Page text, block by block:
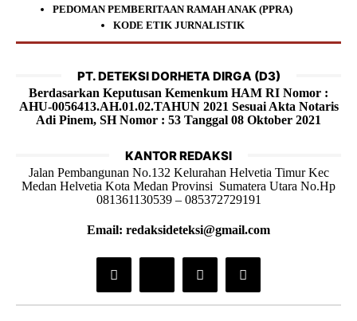
PEDOMAN PEMBERITAAN RAMAH ANAK (PPRA)
KODE ETIK JURNALISTIK
PT. DETEKSI DORHETA DIRGA (D3)
Berdasarkan Keputusan Kemenkum HAM RI Nomor :
AHU-0056413.AH.01.02.TAHUN 2021 Sesuai Akta Notaris
Adi Pinem, SH Nomor : 53 Tanggal 08 Oktober 2021
KANTOR REDAKSI
Jalan Pembangunan No.132 Kelurahan Helvetia Timur Kec
Medan Helvetia Kota Medan Provinsi Sumatera Utara No.Hp
081361130539 – 085372729191
Email: redaksideteksi@gmail.com